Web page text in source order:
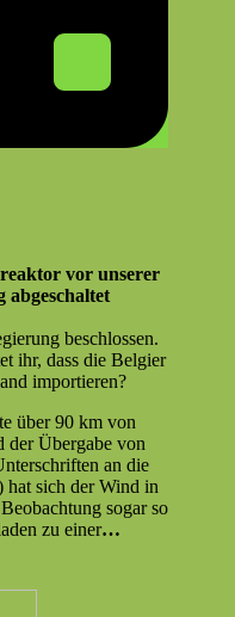
vor unser­er
abgeschal­tet
beschlossen.
ihr, dass die Bel­gi­er
importieren?
über 90 km von
der Über­gabe von
an die
hat sich der Wind in
sog­ar so
zu ein­er…